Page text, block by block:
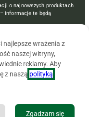
o najnowszych produktach
informacje te będą
najlepsze wrażenia z
naszej witryny,
reklamy. Aby
z naszą polityką
Zgadzam się